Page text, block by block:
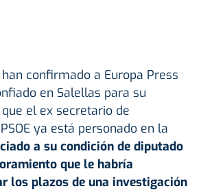
confirmado a Europa Press
en Salellas para su
el ex secretario de
ya está personado en la
a su condición de diputado
que le habría
los plazos de una investigación